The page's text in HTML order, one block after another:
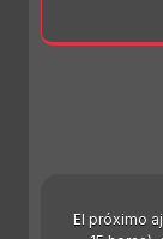
El próximo